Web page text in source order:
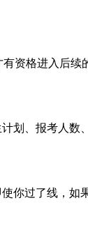
资格进入后续
划、报考人数
你过了线，如